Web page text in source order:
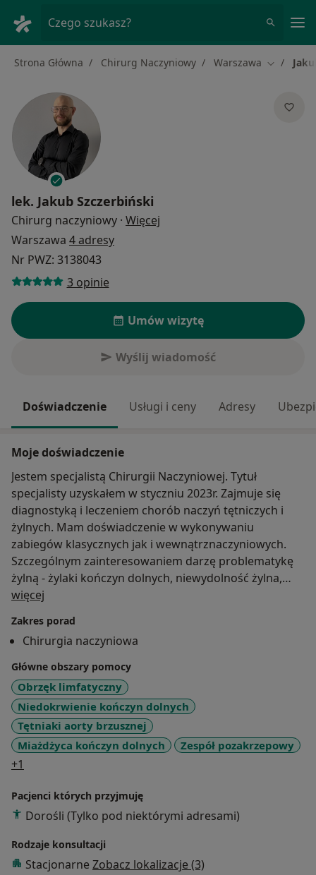
Czego szukasz?
Strona Główna Chirurg Naczyniowy Warszawa Zmień
lek. Jakub Szczerbiński
Chirurg naczyniowy · Więcej
Warszawa 4 adresy
Nr PWZ: 3138043
3 opinie
Umów wizytę
Wyślij wiadomość
Doświadczenie Usługi i ceny Adresy
Moje doświadczenie
Jestem specjalistą Chirurgii Naczyniowej. Tytuł
specjalisty uzyskałem w styczniu 2023r. Zajmuje się
diagnostyką i leczeniem chorób naczyń tętniczych i
żylnych. Mam doświadczenie w wykonywaniu
zabiegów klasycznych jak i wewnątrznaczyniowych.
Szczególnym zainteresowaniem darzę problematykę
żylną - żylaki kończyn dolnych, niewydolność żylna,
zakrzepica żylna.
kolarstwo szosowe.
więcej
Zakres porad
Chirurgia naczyniowa
Główne obszary pomocy
Obrzęk limfatyczny
Niedokrwienie kończyn dolnych
Tętniaki aorty brzusznej
Miażdżyca kończyn dolnych
Zespół pozakrzepowy
+1
Pacjenci których przyjmuję
Dorośli (Tylko pod niektórymi adresami)
Rodzaje konsultacji
Stacjonarne Zobacz lokalizacje (3)